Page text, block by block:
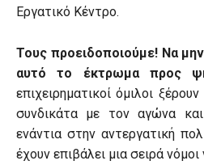
Εργατικό Κέντρο.
Τους προειδοποιούμε! Να
αυτό το έκτρωμα προς
επιχειρηματικοί όμιλοι
συνδικάτα με τον αγώνα
ενάντια στην αντεργατική
έχουν επιβάλει μια σειρά